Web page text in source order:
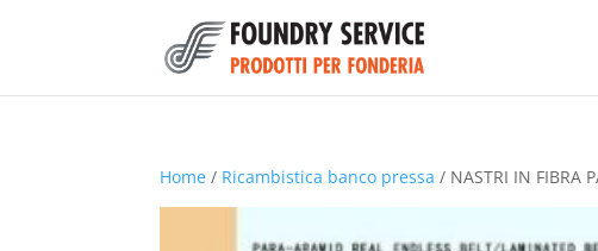
Home / Ricambistica banco pressa / NASTRI IN FIBRA